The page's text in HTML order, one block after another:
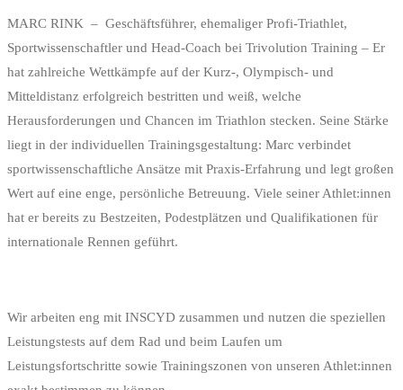
MARC RINK – Geschäftsführer, ehemaliger Profi-Triathlet,
Sportwissenschaftler und Head-Coach bei Trivolution Training – Er
hat zahlreiche Wettkämpfe auf der Kurz-, Olympisch- und
Mitteldistanz erfolgreich bestritten und weiß, welche
Herausforderungen und Chancen im Triathlon stecken. Seine Stärke
liegt in der individuellen Trainingsgestaltung: Marc verbindet
sportwissenschaftliche Ansätze mit Praxis-Erfahrung und legt großen
Wert auf eine enge, persönliche Betreuung. Viele seiner Athlet:innen
hat er bereits zu Bestzeiten, Podestplätzen und Qualifikationen für
internationale Rennen geführt.
Wir arbeiten eng mit INSCYD zusammen und nutzen die speziellen
Leistungstests auf dem Rad und beim Laufen um
Leistungsfortschritte sowie Trainingszonen von unseren Athlet:innen